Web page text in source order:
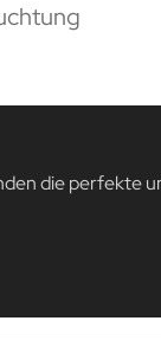
die perfekte